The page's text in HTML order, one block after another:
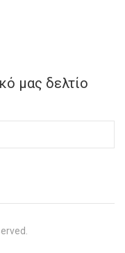
μας δελτίο